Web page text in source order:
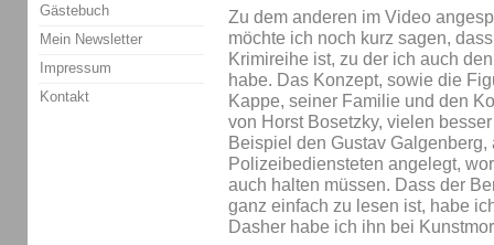
Zu dem anderen im Video
möchte ich noch kurz sagen,
Krimireihe ist, zu der ich auch
habe. Das Konzept, sowie die
Kappe, seiner Familie und den
von Horst Bosetzky, vielen
Beispiel den Gustav
Polizeibediensteten angelegt,
auch halten müssen. Dass der
ganz einfach zu lesen ist, habe
Dasher habe ich ihn bei
Gästebuch
Mein Newsletter
Impressum
Kontakt